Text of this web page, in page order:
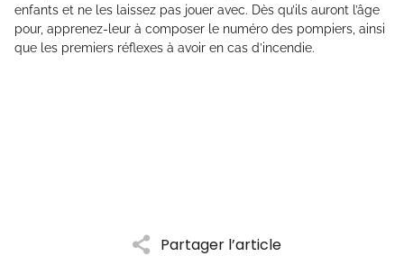
Partager l’article
enfants et ne les laissez pas jouer avec. Dès qu’ils auront l’âge
pour, apprenez-leur à composer le numéro des pompiers, ainsi
que les premiers réflexes à avoir en cas d’incendie.